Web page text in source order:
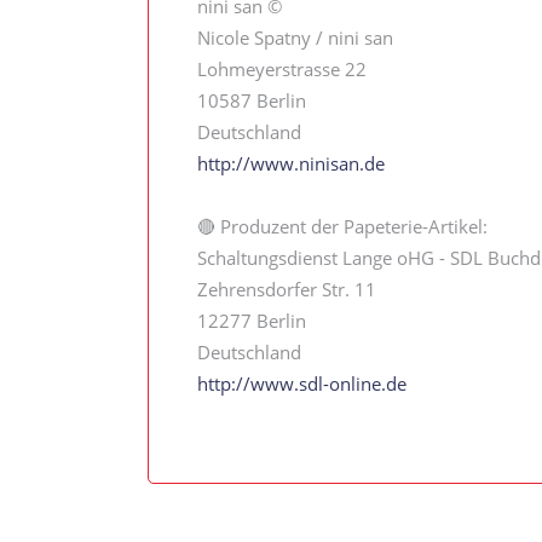
nini san ©
Nicole Spatny / nini san
Lohmeyerstrasse 22
10587 Berlin
Deutschland
http://www.ninisan.de
🔴 Produzent der Papeterie-Artikel:
Schaltungsdienst Lange oHG - SDL
Zehrensdorfer Str. 11
12277 Berlin
Deutschland
http://www.sdl-online.de